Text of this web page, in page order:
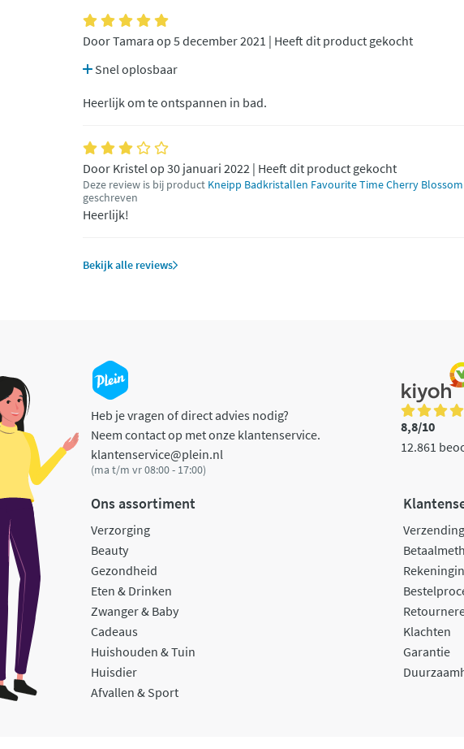
Door Tamara op 5 december 2021 | Heeft dit product gekocht
Snel oplosbaar
Heerlijk om te ontspannen in bad.
Door Kristel op 30 januari 2022 | Heeft dit product gekocht
Deze review is bij product Kneipp Badkristallen Favourite Time Cherry
geschreven
Heerlijk!
Bekijk alle reviews
Heb je vragen of direct advies nodig?
Neem contact op met onze klantenservice.
klantenservice@plein.nl
(ma t/m vr 08:00 - 17:00)
8,8/10
12.861
Ons assortiment
Verzorging
Beauty
Gezondheid
Eten & Drinken
Zwanger & Baby
Cadeaus
Huishouden & Tuin
Huisdier
Afvallen & Sport
Klachten
Garantie